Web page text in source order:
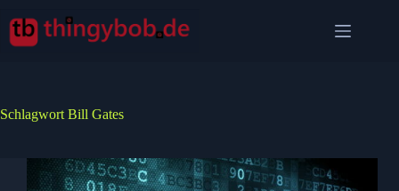
Inhalt
springen
Schlagwort Bill Gates